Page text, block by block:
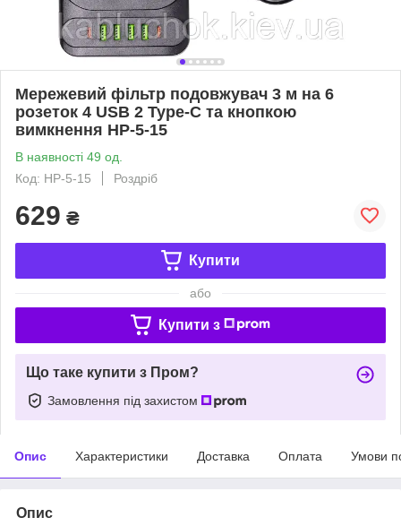
Мережевий фільтр подовжувач 3 м на 6
розеток 4 USB 2 Type-C та кнопкою
вимкнення HP-5-15
В наявності 49 од.
Код: HP-5-15
Роздріб
629 ₴
Купити
або
Купити з
Що таке купити з Пром?
Замовлення під захистом
Опис Характеристики Доставка Оплата Умови
Опис